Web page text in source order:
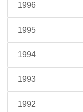
1996
1995
1994
1993
1992